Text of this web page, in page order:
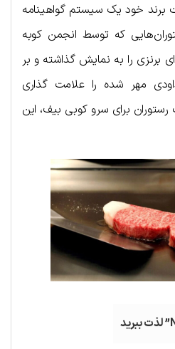
خود یک سیستم گواهینامه
که توسط انجمن کوبه
برنزی را به نمایش گذاشته و بر
مهر شده را علامت گذاری
برای سرو کوبی بیف، این